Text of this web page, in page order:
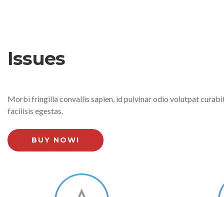
Issues
Morbi fringilla convallis sapien, id pulvinar odio volutpat
facilisis egestas.
BUY NOW!